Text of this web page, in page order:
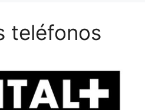
teléfonos